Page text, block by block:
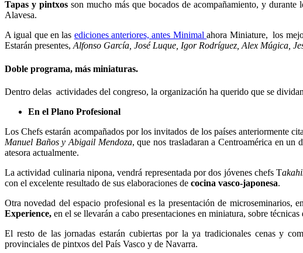
Tapas y pintxosson mucho más que bocados de acompañamiento, y durante
Alavesa.
A igual que en las ediciones anteriores, antes Minimalahora Miniature, los
Estarán presentes, Alfonso García, José Luque, Igor Rodríguez, Alex Múgica,
Doble programa, más miniaturas.
Dentro delas actividades del congreso, la organización ha querido que se
En el Plano Profesional
Los Chefs estarán acompañados por los invitados de los países anteriormente
Manuel Baños y Abigail Mendoza, que nos trasladaran a Centroamérica en un
atesora actualmente.
La actividad culinaria nipona, vendrá representada por dos jóvenes chefs T
con el excelente resultado de sus elaboraciones de cocina vasco-japonesa.
Otra novedad del espacio profesional es la presentación de microseminarios,
Experience, en el se llevarán a cabo presentaciones en miniatura, sobre
El resto de las jornadas estarán cubiertas por la ya tradicionales cenas y
provinciales de pintxos del País Vasco y de Navarra.